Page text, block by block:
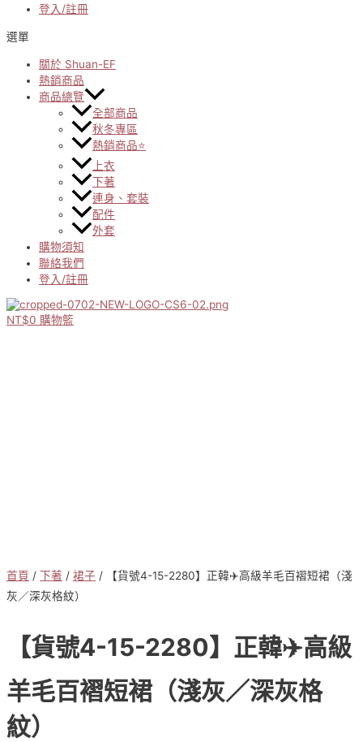
登入/註冊
選單
關於 Shuan-EF
熱銷商品
商品總覽
全部商品
秋冬專區
熱銷商品⭐
上衣
下著
連身、套裝
配件
外套
購物須知
聯絡我們
登入/註冊
NT$0 購物籃
首頁 / 下著 / 裙子 / 【貨號4-15-2280】正韓✈️高級羊毛百褶短裙（淺
灰／深灰格紋）
【貨號4-15-2280】正韓✈️高級
羊毛百褶短裙（淺灰／深灰格
紋）